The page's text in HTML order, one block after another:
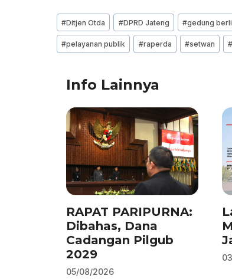
c
e
b
o
o
k
k
e
dI
at
s
A
p
e
gr
a
ai
l
e
Post
Tags:
#Ditjen Otda #DPRD Jateng #gedung
#pelayanan publik #raperda #setwan
Info Lainnya
RAPAT PARIPURNA:
Dibahas, Dana
Cadangan Pilgub
2029
05/08/2026